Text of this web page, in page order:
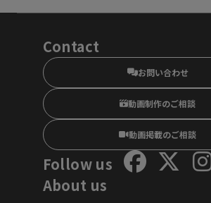
Contact
お問い合わせ
動画制作のご相談
動画掲載のご相談
Follow us
About us